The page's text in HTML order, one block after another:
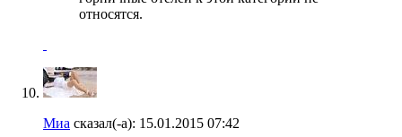
относятся.
Миа сказал(-а): 15.01.2015 07:42